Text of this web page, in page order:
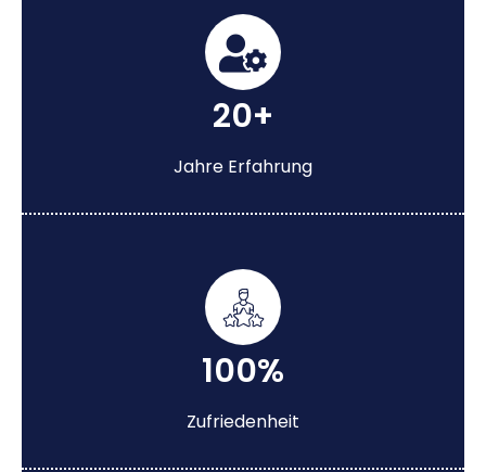
20+
Jahre Erfahrung
100%
Zufriedenheit